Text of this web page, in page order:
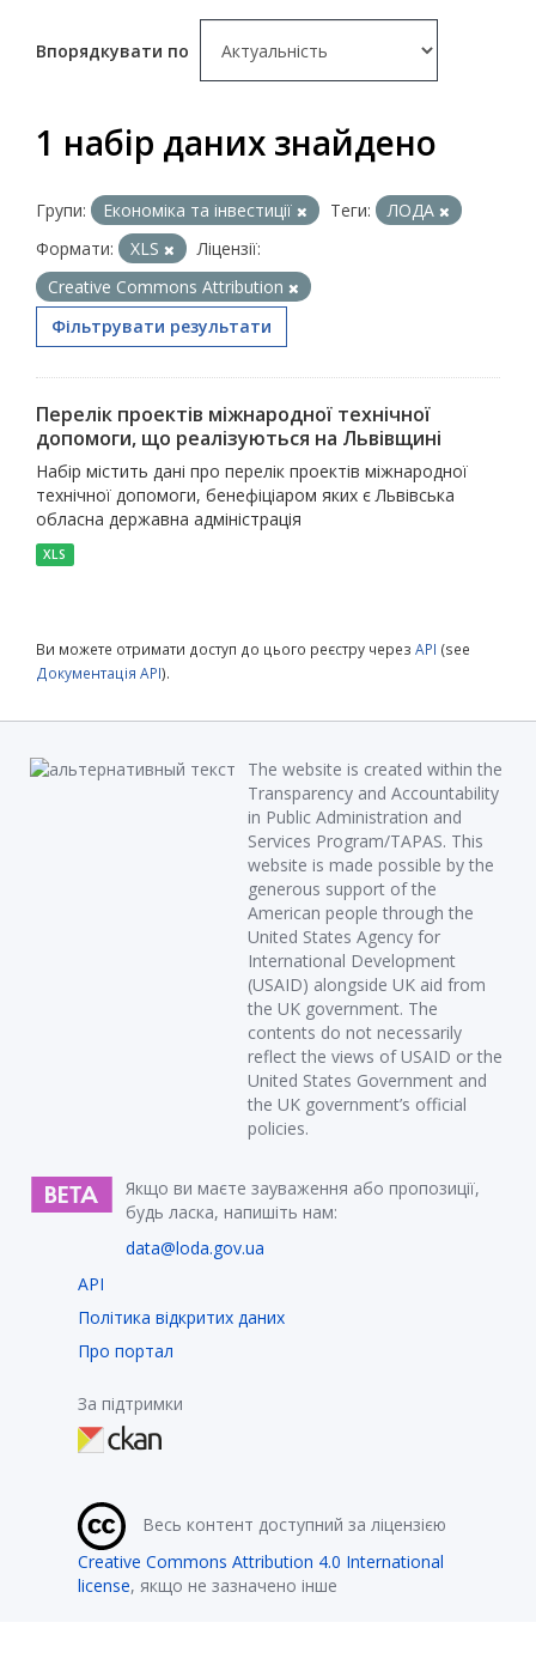
Впорядкувати по
1 набір даних знайдено
Групи: Економіка та інвестиції Теги:
ЛОДА
Формати:
XLS
Ліцензії:
Creative Commons Attribution
Фільтрувати результати
Перелік проектів міжнародної технічної
допомоги, що реалізуються на Львівщині
Набір містить дані про перелік проектів міжнародної
технічної допомоги, бенефіціаром яких є Львівська
обласна державна адміністрація
XLS
Ви можете отримати доступ до цього реєстру через API (see
Документація API).
The website is created within the
Transparency and Accountability
in Public Administration and
Services Program/TAPAS. This
website is made possible by the
generous support of the
American people through the
United States Agency for
International Development
(USAID) alongside UK aid from
the UK government. The
contents do not necessarily
reflect the views of USAID or the
United States Government and
the UK government’s official
policies.
Якщо ви маєте зауваження або пропозиції,
будь ласка, напишіть нам:
data@loda.gov.ua
API
Політика відкритих даних
Про портал
За підтримки
Весь контент доступний за ліцензією
Creative Commons Attribution 4.0 International
license, якщо не зазначено інше